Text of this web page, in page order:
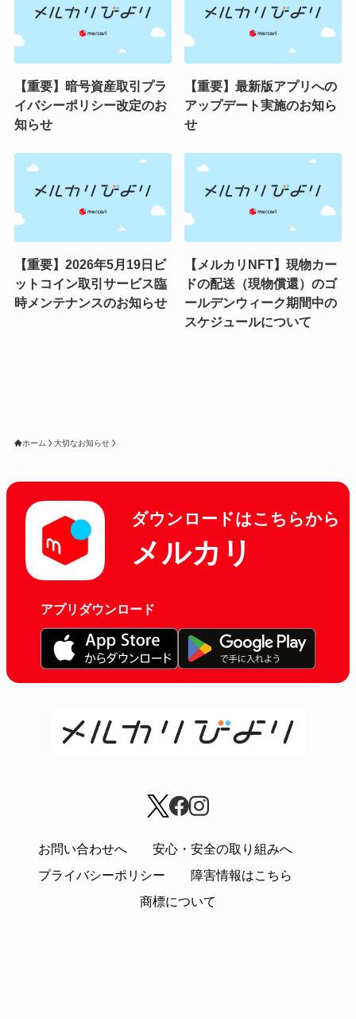
【重要】暗号資産取引プラ
イバシーポリシー改定のお
知らせ
【重要】最新版アプリへの
アップデート実施のお知ら
せ
【重要】2026年5月19日ビ
ットコイン取引サービス臨
時メンテナンスのお知らせ
【メルカリNFT】現物カー
ドの配送（現物償還）のゴ
ールデンウィーク期間中の
スケジュールについて
ホーム 大切なお知らせ
ダウンロードはこちらから
メルカリ
アプリダウンロード
お問い合わせへ
安心・安全の取り組みへ
プライバシーポリシー
障害情報はこちら
商標について